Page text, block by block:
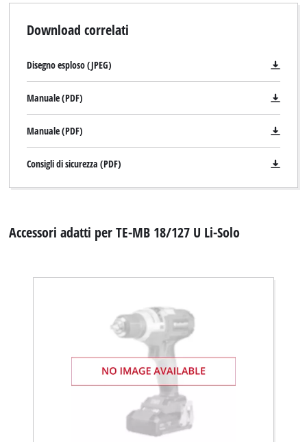
Download correlati
Disegno esploso (JPEG)
Manuale (PDF)
Manuale (PDF)
Consigli di sicurezza (PDF)
Accessori adatti per TE-MB 18/127 U Li-Solo